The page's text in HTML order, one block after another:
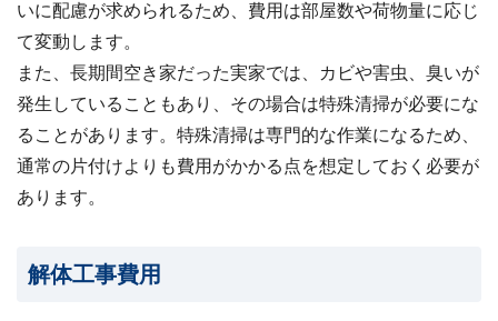
いに配慮が求められるため、費用は部屋数や荷物量に応じ
て変動します。
また、長期間空き家だった実家では、カビや害虫、臭いが
発生していることもあり、その場合は特殊清掃が必要にな
ることがあります。特殊清掃は専門的な作業になるため、
通常の片付けよりも費用がかかる点を想定しておく必要が
あります。
解体工事費用